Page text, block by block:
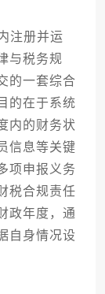
注册并运
与税务规
的一套综合
的在于系统
内的财务状
信息等关键
项申报义务
税合规责任
政年度，通
自身情况设